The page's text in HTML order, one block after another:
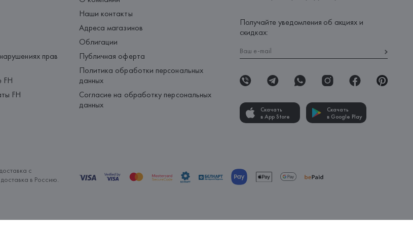
прав
FH
FH
Наши контакты
Адреса магазинов
Облигации
Публичная оферта
Политика обработки персональных
данных
Согласие на обработку персональных
данных
Получайте уведомления об акциях и
скидках:
Скачать
в App Store
Скачать
в Google Play
с
в Россию.